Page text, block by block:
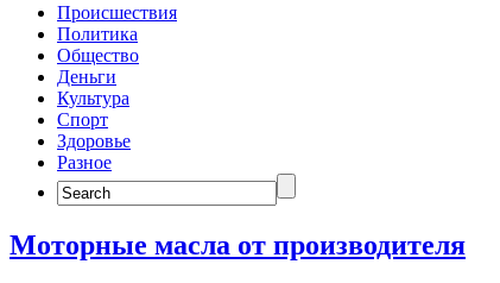
Происшествия
Политика
Общество
Деньги
Культура
Спорт
Здоровье
Разное
Search
for:
Моторные масла от производителя